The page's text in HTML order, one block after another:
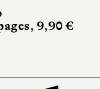
9,90 €